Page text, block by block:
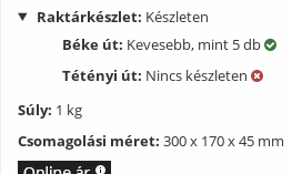
Raktárkészlet: Készleten
Béke út: Kevesebb, mint 5 db
Tétényi út: Nincs készleten
Súly: 1 kg
Csomagolási méret: 300 x 170 x 45 mm